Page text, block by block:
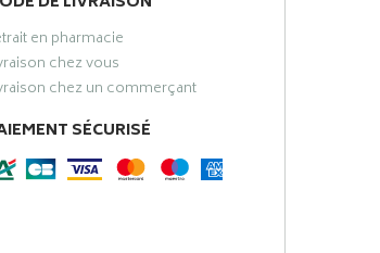
en pharmacie
chez vous
chez un commerçant
SÉCURISÉ